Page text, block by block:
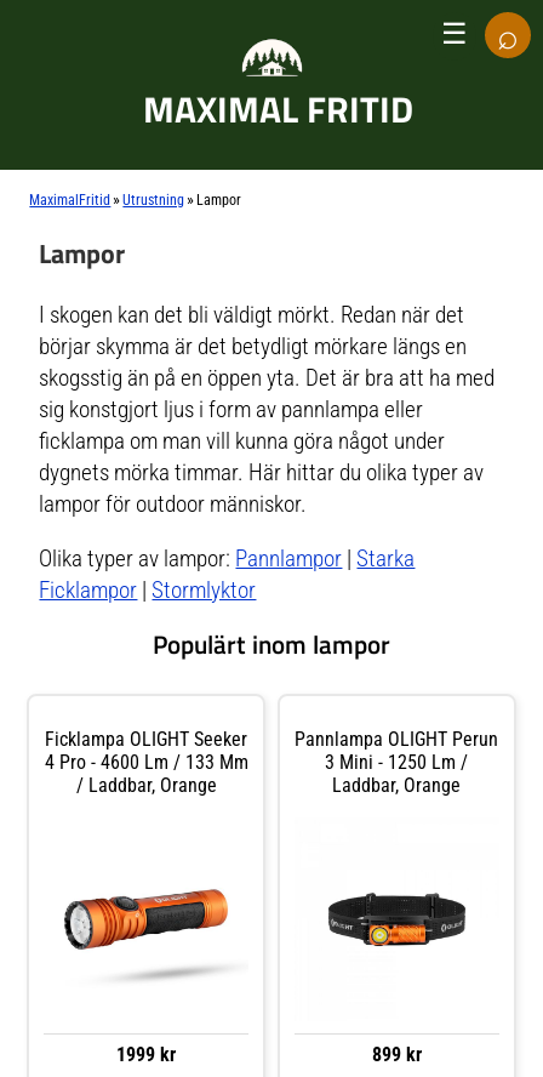
MAXIMAL FRITID
☰ ⌕
MaximalFritid »Utrustning » Lampor
Lampor
I skogen kan det bli väldigt mörkt. Redan när det
börjar skymma är det betydligt mörkare längs en
skogsstig än på en öppen yta. Det är bra att ha med
sig konstgjort ljus i form av pannlampa eller
ficklampa om man vill kunna göra något under
dygnets mörka timmar. Här hittar du olika typer av
lampor för outdoor människor.
Olika typer av lampor: Pannlampor |Starka
Ficklampor |Stormlyktor
Populärt inom lampor
Ficklampa OLIGHT Seeker
4 Pro - 4600 Lm / 133 Mm
/ Laddbar, Orange
1999 kr
Pannlampa OLIGHT Perun
3 Mini - 1250 Lm /
Laddbar, Orange
899 kr